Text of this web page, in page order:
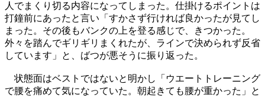
人でまくり切る内容になってしまった。仕掛けるポイントは
打鐘前にあったと言い「すかさず行ければ良かったが見てし
まった。その後もバンクの上を登る感じで、きつかった。
外々を踏んでギリギリまくれたが、ラインで決められず反省
しています」と、ばつが悪そうに振り返った。
状態面はベストではないと明かし「ウエートトレーニング
で腰を痛めて気になっていた。朝起きても腰が重かった」と